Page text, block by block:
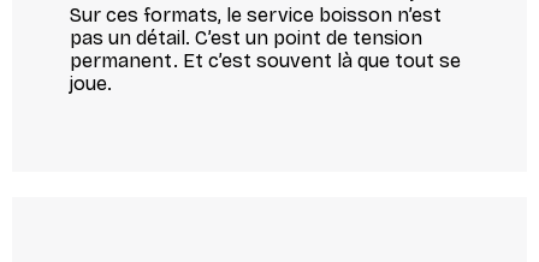
Sur ces formats, le service boisson n’est
pas un détail. C’est un point de tension
permanent. Et c’est souvent là que tout se
joue.